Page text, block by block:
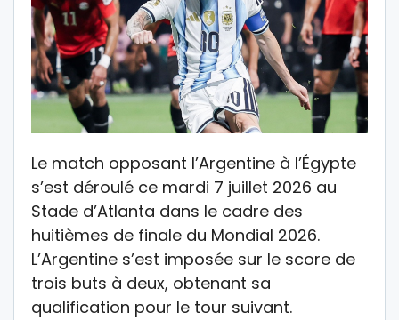
Le match opposant l’Argentine à l’Égypte
s’est déroulé ce mardi 7 juillet 2026 au
Stade d’Atlanta dans le cadre des
huitièmes de finale du Mondial 2026.
L’Argentine s’est imposée sur le score de
trois buts à deux, obtenant sa
qualification pour le tour suivant.